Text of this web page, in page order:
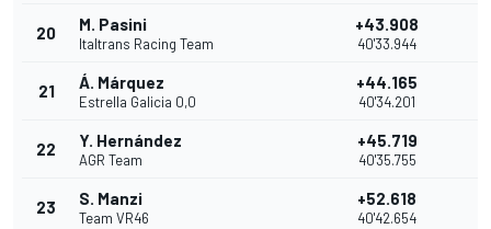
20 M. Pasini
Italtrans Racing Team
+43.908
40'33.944
21 Á. Márquez
Estrella Galicia 0,0
+44.165
40'34.201
22 Y. Hernández
AGR Team
+45.719
40'35.755
23 S. Manzi
Team VR46
+52.618
40'42.654